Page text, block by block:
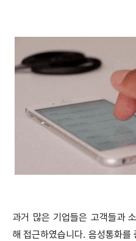
과거 많은 기업들은 고객들과
해 접근하였습니다. 음성통화를